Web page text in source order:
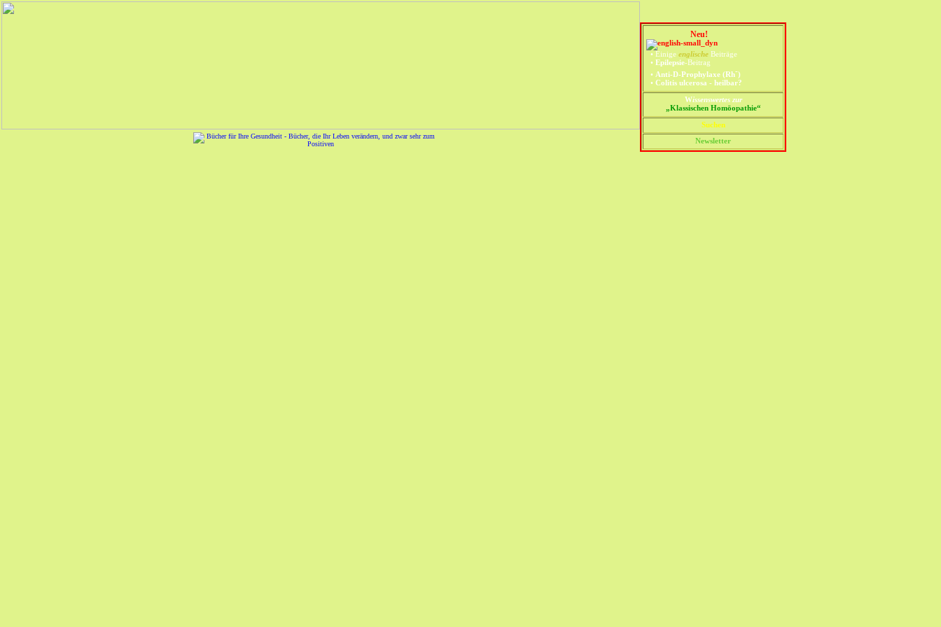
Neu!
• Einige englische Beiträge
• Epilepsie-Beitrag
• Anti-D-Prophylaxe (Rh-)
• Colitis ulcerosa - heilbar?
Wissenswertes zur
„Klassischen Homöopathie“
Suchen
Newsletter